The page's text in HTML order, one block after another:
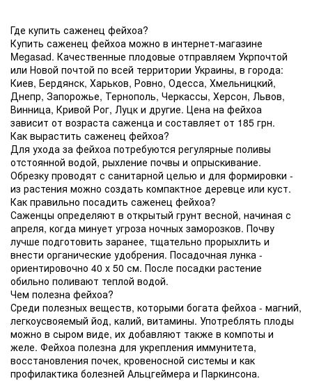
Где купить саженец фейхоа?
Купить саженец фейхоа можно в интернет-магазине
Megasad. Качественные плодовые отправляем Укрпочтой
или Новой почтой по всей территории Украины, в города:
Киев, Бердянск, Харьков, Ровно, Одесса, Хмельницкий,
Днепр, Запорожье, Тернополь, Черкассы, Херсон, Львов,
Винница, Кривой Рог, Луцк и другие. Цена на фейхоа
зависит от возраста саженца и составляет от 185 грн.
Как вырастить саженец фейхоа?
Для ухода за фейхоа потребуются регулярные поливы
отстоянной водой, рыхление почвы и опрыскивание.
Обрезку проводят с санитарной целью и для формировки -
из растения можно создать компактное деревце или куст.
Как правильно посадить саженец фейхоа?
Саженцы определяют в открытый грунт весной, начиная с
апреля, когда минует угроза ночных заморозков. Почву
лучше подготовить заранее, тщательно прорыхлить и
внести органические удобрения. Посадочная лунка -
ориентировочно 40 х 50 см. После посадки растение
обильно поливают теплой водой.
Чем полезна фейхоа?
Среди полезных веществ, которыми богата фейхоа - магний,
легкоусвояемый йод, калий, витамины. Употреблять плоды
можно в сыром виде, их добавляют также в компоты и
желе. Фейхоа полезна для укрепления иммунитета,
восстановления почек, кровеносной системы и как
профилактика болезней Альцгеймера и Паркинсона.